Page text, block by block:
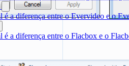
é a diferença entre o Evervideo e o
é a diferença entre o Flacbox e o